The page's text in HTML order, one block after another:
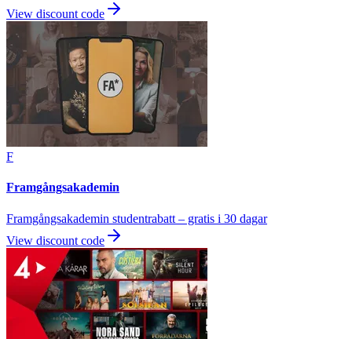
View discount code
F
Framgångsakademin
Framgångsakademin studentrabatt – gratis i 30 dagar
View discount code